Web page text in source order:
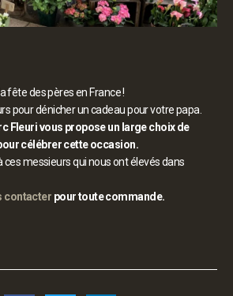
fête des pères en France !
pour dénicher un cadeau pour votre papa.
Fleuri vous propose un large choix de
célébrer cette occasion.
messieurs qui nous ont élevés dans
contacter pour toute commande.